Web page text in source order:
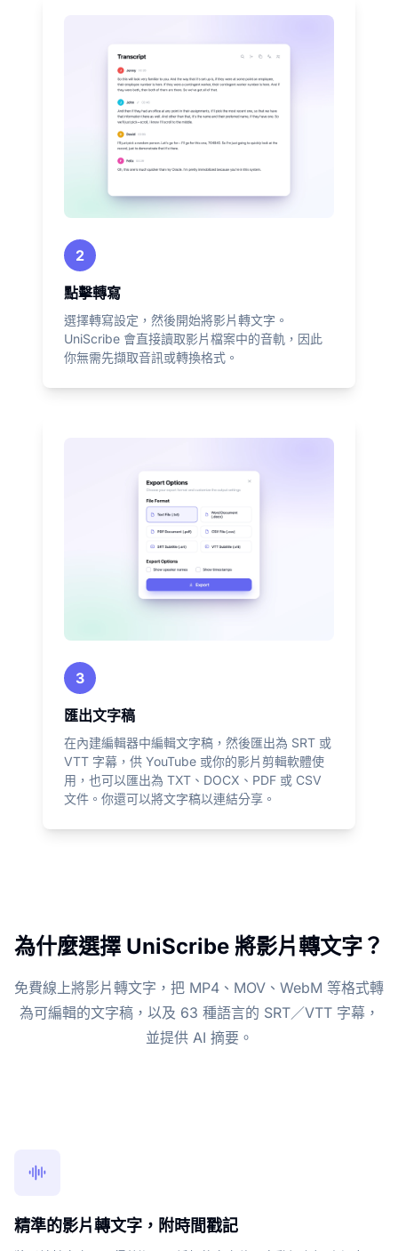
2
點擊轉寫
選擇轉寫設定，然後開始將影片轉文字。
UniScribe 會直接讀取影片檔案中的音軌，因此
你無需先擷取音訊或轉換格式。
3
匯出文字稿
在內建編輯器中編輯文字稿，然後匯出為 SRT 或
VTT 字幕，供 YouTube 或你的影片剪輯軟體使
用，也可以匯出為 TXT、DOCX、PDF 或 CSV
文件。你還可以將文字稿以連結分享。
為什麼選擇 UniScribe 將影片轉文字？
免費線上將影片轉文字，把 MP4、MOV、WebM 等格式轉
為可編輯的文字稿，以及 63 種語言的 SRT／VTT 字幕，
並提供 AI 摘要。
精準的影片轉文字，附時間戳記